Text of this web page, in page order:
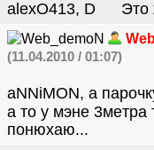
alexO413, Это
(11.04.2010 / 01:07)
aNNiMON, a
a то у мэнe
понюхaю...